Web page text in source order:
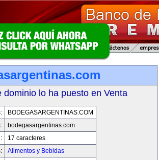
dominio lo ha puesto en Venta
BODEGASARGENTINAS.COM
bodegasargentinas.com
17 caracteres
Alimentos y Bebidas